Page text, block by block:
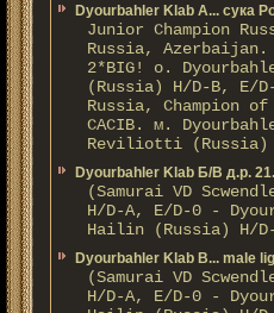
Dyourbahler Klab A... сука
Junior Champion
Russia, Azerbaijan.
2*BIG! о.
(Russia) H/D-B, E/
Russia, Champion
CACIB. м.
Reviliotti (Russia)
Dyourbahler Klab Б/B д.р.
(Samurai VD
H/D-A, E/D-0 -
Hailin (Russia) H/
Dyourbahler Klab B... male
(Samurai VD
H/D-A, E/D-0 -